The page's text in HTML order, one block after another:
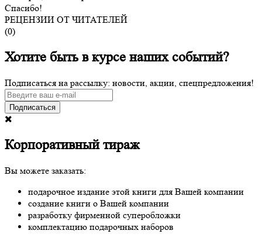
Спасибо!
РЕЦЕНЗИИ ОТ ЧИТАТЕЛЕЙ
(0)
Хотите быть в курсе наших событий?
Подписаться на рассылку: новости, акции, спецпредложения!
Подписаться
Корпоративный тираж
Вы можете заказать:
подарочное издание этой книги для Вашей компании
создание книги о Вашей компании
разработку фирменной суперобложки
комплектацию подарочных наборов